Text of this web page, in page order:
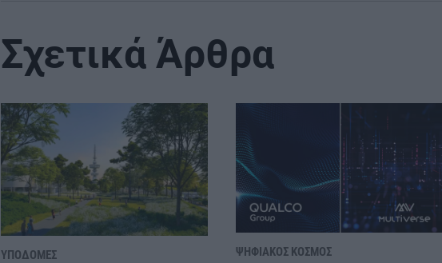
Σχετικά Άρθρα
ΥΠΟΔΟΜΈΣ ΨΗΦΙΑΚΌΣ ΚΌΣΜΟΣ